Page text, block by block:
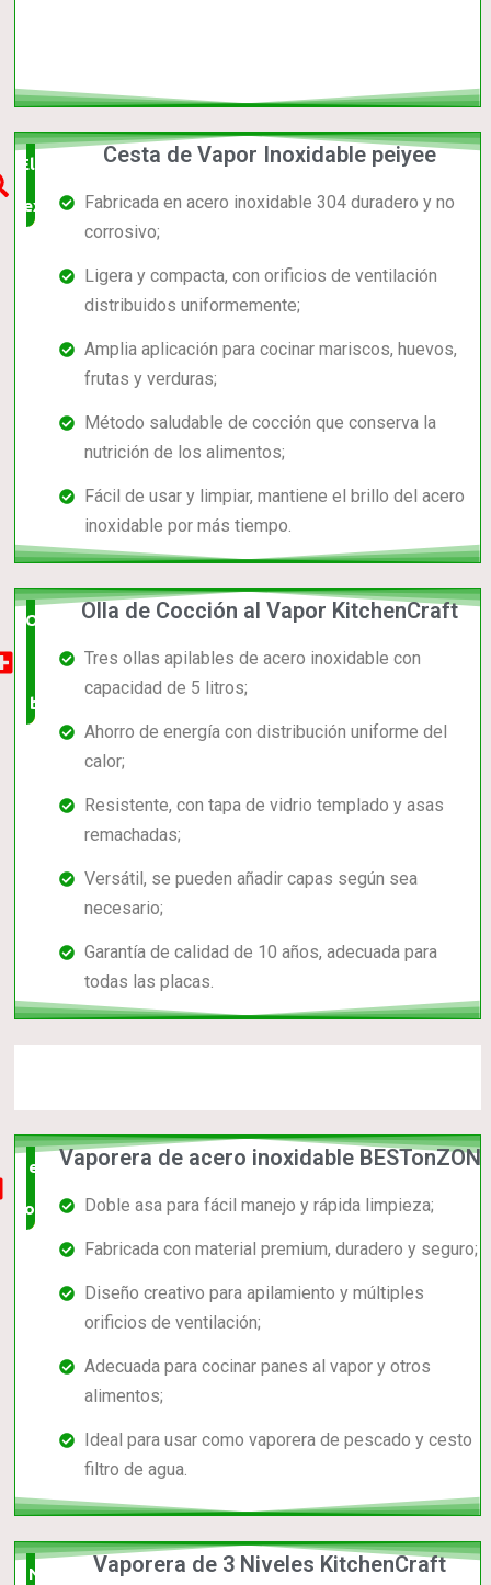
Elección
experta
Cesta de Vapor Inoxidable peiyee
Fabricada en acero inoxidable 304 duradero y no
corrosivo;
Ligera y compacta, con orificios de ventilación
distribuidos uniformemente;
Amplia aplicación para cocinar mariscos, huevos,
frutas y verduras;
Método saludable de cocción que conserva la
nutrición de los alimentos;
Fácil de usar y limpiar, mantiene el brillo del acero
inoxidable por más tiempo.
Opción
muy
buena
Olla de Cocción al Vapor KitchenCraft
Tres ollas apilables de acero inoxidable con
capacidad de 5 litros;
Ahorro de energía con distribución uniforme del
calor;
Resistente, con tapa de vidrio templado y asas
remachadas;
Versátil, se pueden añadir capas según sea
necesario;
Garantía de calidad de 10 años, adecuada para
todas las placas.
el mas
completo
Vaporera de acero inoxidable BESTonZON
Doble asa para fácil manejo y rápida limpieza;
Fabricada con material premium, duradero y seguro;
Diseño creativo para apilamiento y múltiples
orificios de ventilación;
Adecuada para cocinar panes al vapor y otros
alimentos;
Ideal para usar como vaporera de pescado y cesto
filtro de agua.
Nuevo Vaporera de 3 Niveles KitchenCraft